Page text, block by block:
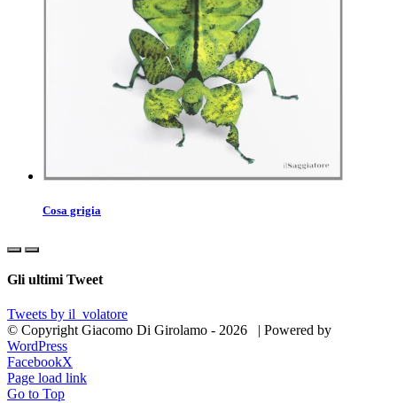
Cosa grigia
Gli ultimi Tweet
Tweets by il_volatore
© Copyright Giacomo Di Girolamo - 2026 | Powered by
WordPress
FacebookX
Page load link
Go to Top